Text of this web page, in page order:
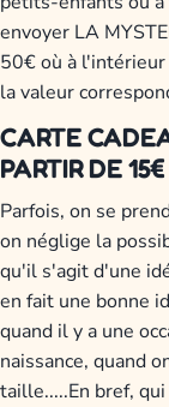
envoyer LA
50€ où à
la valeur
CARTE
PARTIR DE 15€
Parfois, on se
on néglige la
qu'il s'agit d'une
en fait une bonne
quand il y a une
naissance, quand
taille.....En bref,